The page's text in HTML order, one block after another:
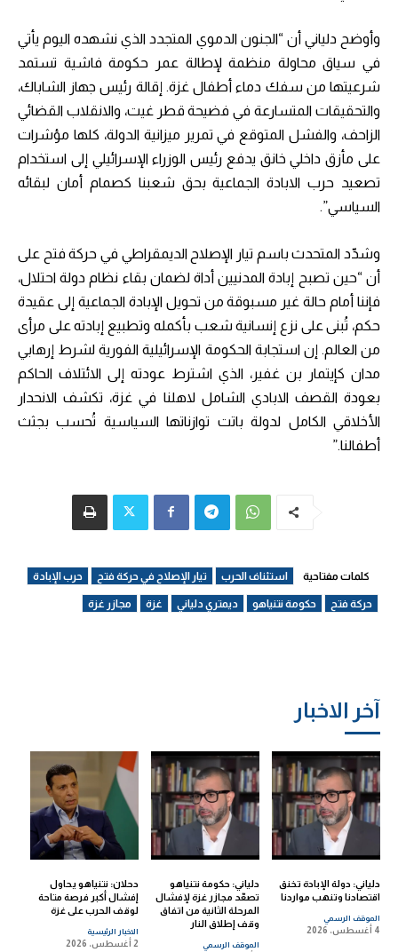
آخر الاخبار
دلياني: دولة الإبادة تخنق
اقتصادنا وتنهب مواردنا
الموقف الرسمي
4 أغسطس، 2026
دلياني: حكومة نتنياهو
تصعّد مجازر غزة لإفشال
المرحلة الثانية من اتفاق
وقف إطلاق النار
الموقف الرسمي
دحلان: نتنياهو يحاول
إفشال أكبر فرصة متاحة
لوقف الحرب على غزة
الاخبار الرئيسية
2 أغسطس، 2026
وأوضح دلياني أن “الجنون الدموي المتجدد الذي نشهده اليوم يأتي
في سياق محاولة منظمة لإطالة عمر حكومة فاشية تستمد
شرعيتها من سفك دماء أطفال غزة. إقالة رئيس جهاز الشاباك،
والتحقيقات المتسارعة في فضيحة قطر غيت، والانقلاب القضائي
الزاحف، والفشل المتوقع في تمرير ميزانية الدولة، كلها مؤشرات
على مأزق داخلي خانق يدفع رئيس الوزراء الإسرائيلي إلى استخدام
تصعيد حرب الابادة الجماعية بحق شعبنا كصمام أمان لبقائه
السياسي”.
وشدّد المتحدث باسم تيار الإصلاح الديمقراطي في حركة فتح على
أن “حين تصبح إبادة المدنيين أداة لضمان بقاء نظام دولة احتلال،
فإننا أمام حالة غير مسبوقة من تحويل الإبادة الجماعية إلى عقيدة
حكم، تُبنى على نزع إنسانية شعب بأكمله وتطبيع إبادته على مرأى
من العالم. إن استجابة الحكومة الإسرائيلية الفورية لشرط إرهابي
مدان كإيتمار بن غفير، الذي اشترط عودته إلى الائتلاف الحاكم
بعودة القصف الابادي الشامل لاهلنا في غزة، تكشف الانحدار
الأخلاقي الكامل لدولة باتت توازناتها السياسية تُحسب بجثث
أطفالنا.”
كلمات مفتاحية استئناف الحرب تيار الإصلاح في حركة فتح حرب الإبادة
حركة فتح حكومة نتنياهو ديمتري دلياني غزة مجازر غزة